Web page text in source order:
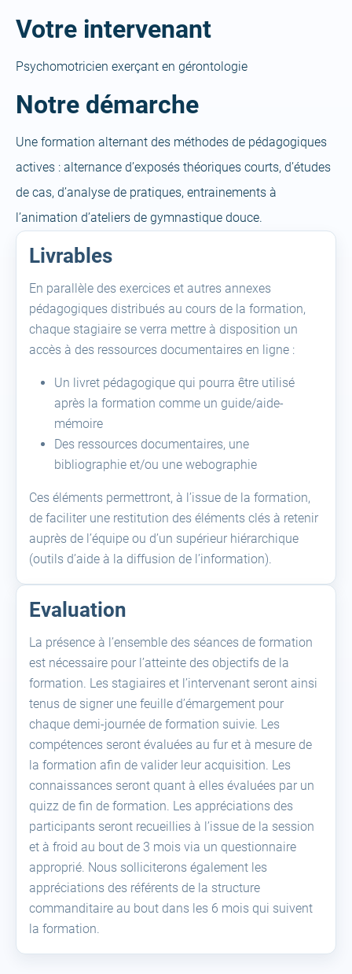
Votre intervenant
Psychomotricien exerçant en gérontologie
Notre démarche
Une formation alternant des méthodes de pédagogiques
actives : alternance d’exposés théoriques courts, d’études
de cas, d’analyse de pratiques, entrainements à
l’animation d’ateliers de gymnastique douce.
Livrables
En parallèle des exercices et autres annexes
pédagogiques distribués au cours de la formation,
chaque stagiaire se verra mettre à disposition un
accès à des ressources documentaires en ligne :
Un livret pédagogique qui pourra être utilisé
après la formation comme un guide/aide-
mémoire
Des ressources documentaires, une
bibliographie et/ou une webographie
Ces éléments permettront, à l’issue de la formation,
de faciliter une restitution des éléments clés à retenir
auprès de l’équipe ou d’un supérieur hiérarchique
(outils d’aide à la diffusion de l’information).
Evaluation
La présence à l’ensemble des séances de formation
est nécessaire pour l’atteinte des objectifs de la
formation. Les stagiaires et l’intervenant seront ainsi
tenus de signer une feuille d’émargement pour
chaque demi-journée de formation suivie. Les
compétences seront évaluées au fur et à mesure de
la formation afin de valider leur acquisition. Les
connaissances seront quant à elles évaluées par un
quizz de fin de formation. Les appréciations des
participants seront recueillies à l’issue de la session
et à froid au bout de 3 mois via un questionnaire
approprié. Nous solliciterons également les
appréciations des référents de la structure
commanditaire au bout dans les 6 mois qui suivent
la formation.